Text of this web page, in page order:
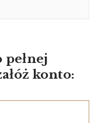
pełnej
konto: